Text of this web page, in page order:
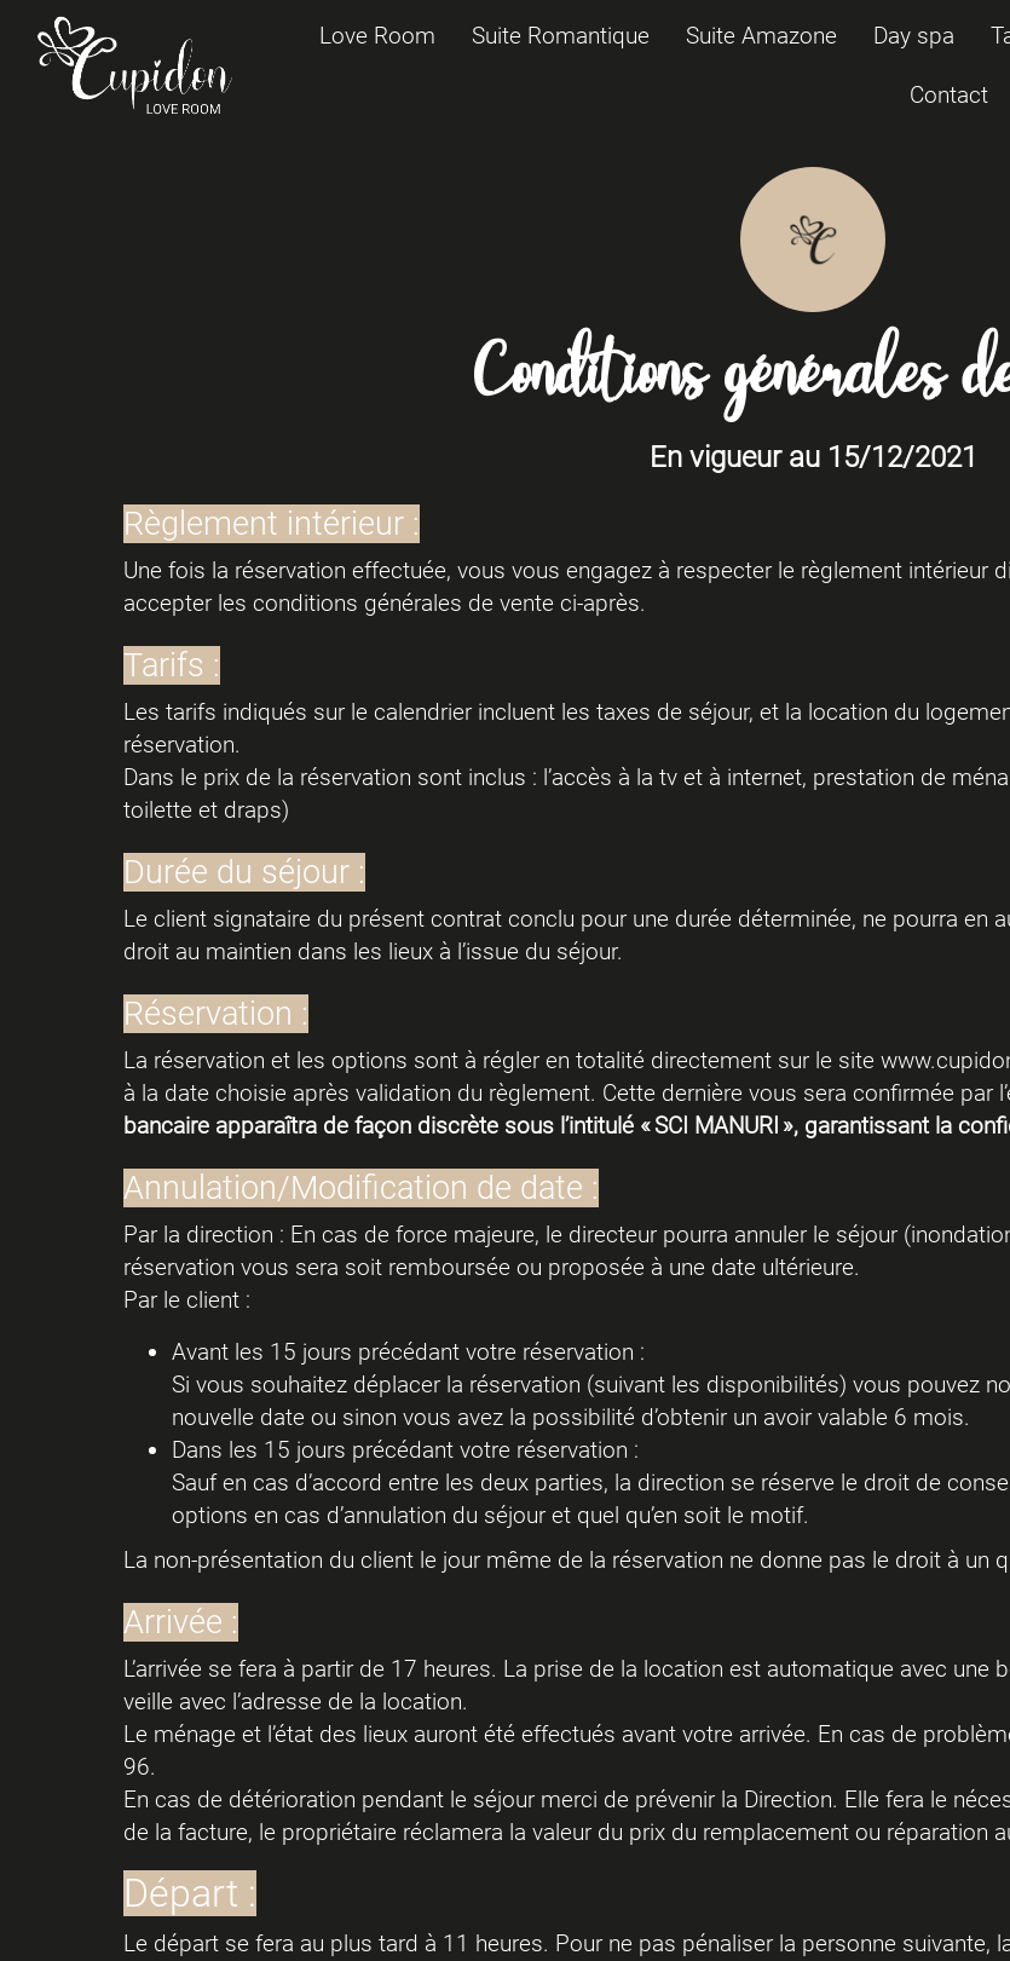
Love Room Suite Romantique Suite Amazone Day spa
Contact
Conditions générales
En vigueur au 15/12/2021
Règlement intérieur :
Une fois la réservation effectuée, vous vous engagez à respecter le règlement intérieur
accepter les conditions générales de vente ci-après.
Tarifs :
Les tarifs indiqués sur le calendrier incluent les taxes de séjour, et la location du
réservation.
Dans le prix de la réservation sont inclus : l’accès à la tv et à internet, prestation de
toilette et draps)
Durée du séjour :
Le client signataire du présent contrat conclu pour une durée déterminée, ne pourra en
droit au maintien dans les lieux à l’issue du séjour.
Réservation :
La réservation et les options sont à régler en totalité directement sur le site
à la date choisie après validation du règlement. Cette dernière vous sera confirmée par
bancaire apparaîtra de façon discrète sous l’intitulé « SCI MANURI », garantissant la
Annulation/Modification de date :
Par la direction : En cas de force majeure, le directeur pourra annuler le séjour
réservation vous sera soit remboursée ou proposée à une date ultérieure.
Par le client :
Avant les 15 jours précédant votre réservation :
Si vous souhaitez déplacer la réservation (suivant les disponibilités) vous pouvez
nouvelle date ou sinon vous avez la possibilité d’obtenir un avoir valable 6 mois.
Dans les 15 jours précédant votre réservation :
Sauf en cas d’accord entre les deux parties, la direction se réserve le droit de
options en cas d’annulation du séjour et quel qu’en soit le motif.
La non-présentation du client le jour même de la réservation ne donne pas le droit à un
Arrivée :
L’arrivée se fera à partir de 17 heures. La prise de la location est automatique avec
veille avec l’adresse de la location.
Le ménage et l’état des lieux auront été effectués avant votre arrivée. En cas de
96.
En cas de détérioration pendant le séjour merci de prévenir la Direction. Elle fera le
de la facture, le propriétaire réclamera la valeur du prix du remplacement ou réparation
Départ :
Le départ se fera au plus tard à 11 heures. Pour ne pas pénaliser la personne